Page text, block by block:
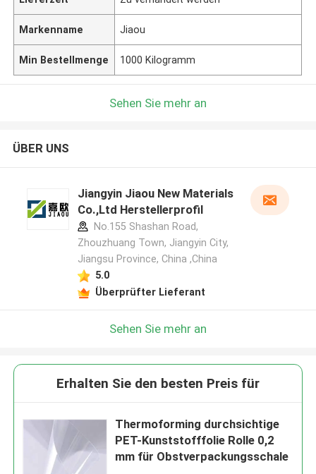
Markenname Jiaou
Min Bestellmenge 1000 Kilogramm
Sehen Sie mehr an
ÜBER UNS
Jiangyin Jiaou New Materials
Co.,Ltd Herstellerprofil
No.155 Shashan Road,
Zhouzhuang Town, Jiangyin City,
Jiangsu Province, China ,China
5.0
Überprüfter Lieferant
Sehen Sie mehr an
Erhalten Sie den besten Preis für
Thermoforming durchsichtige
PET-Kunststofffolie Rolle 0,2
mm für Obstverpackungsschale